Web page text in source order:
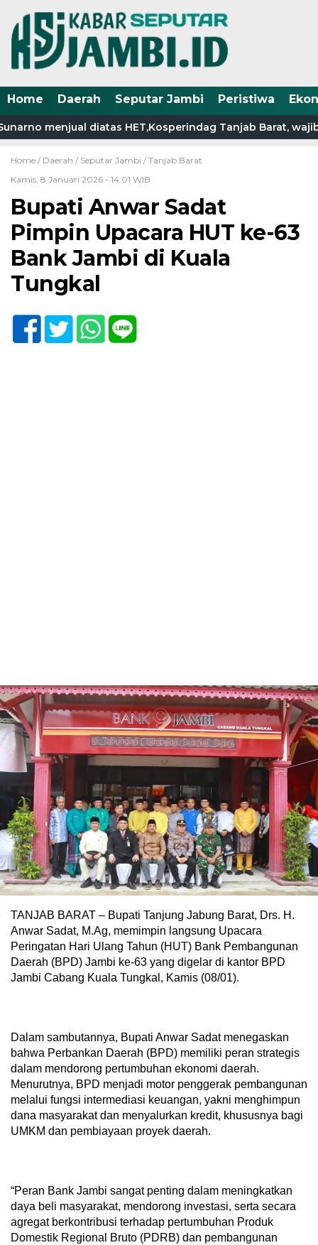
Home Daerah Seputar Jambi Peristiwa
menjual diatas HET,Kosperindag Tanjab Barat, wajib
Home / Daerah / Seputar Jambi / Tanjab Barat
Kamis, 8 Januari 2026 - 14:01 WIB
Bupati Anwar Sadat
Pimpin Upacara HUT ke-63
Bank Jambi di Kuala
Tungkal
TANJAB BARAT – Bupati Tanjung Jabung Barat, Drs. H.
Anwar Sadat, M.Ag, memimpin langsung Upacara
Peringatan Hari Ulang Tahun (HUT) Bank Pembangunan
Daerah (BPD) Jambi ke-63 yang digelar di kantor BPD
Jambi Cabang Kuala Tungkal, Kamis (08/01).
Dalam sambutannya, Bupati Anwar Sadat menegaskan
bahwa Perbankan Daerah (BPD) memiliki peran strategis
dalam mendorong pertumbuhan ekonomi daerah.
Menurutnya, BPD menjadi motor penggerak pembangunan
melalui fungsi intermediasi keuangan, yakni menghimpun
dana masyarakat dan menyalurkan kredit, khususnya bagi
UMKM dan pembiayaan proyek daerah.
“Peran Bank Jambi sangat penting dalam meningkatkan
daya beli masyarakat, mendorong investasi, serta secara
agregat berkontribusi terhadap pertumbuhan Produk
Domestik Regional Bruto (PDRB) dan pembangunan